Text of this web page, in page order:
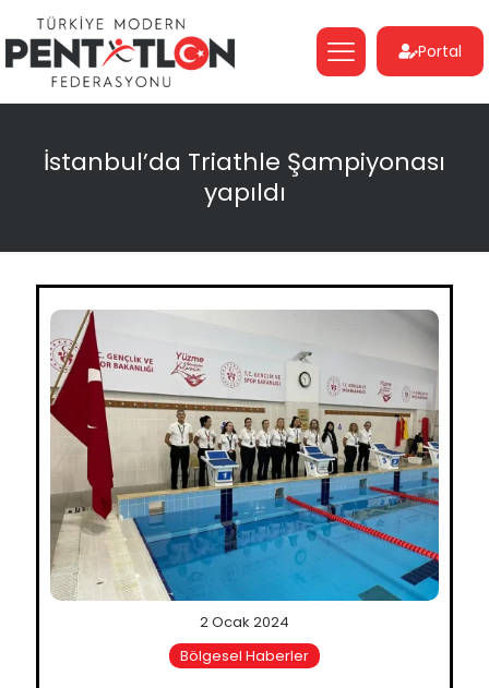
Portal
İstanbul’da Triathle Şampiyonası
yapıldı
2 Ocak 2024
Bölgesel Haberler